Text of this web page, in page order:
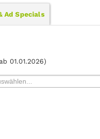
Ad Specials
01.01.2026)